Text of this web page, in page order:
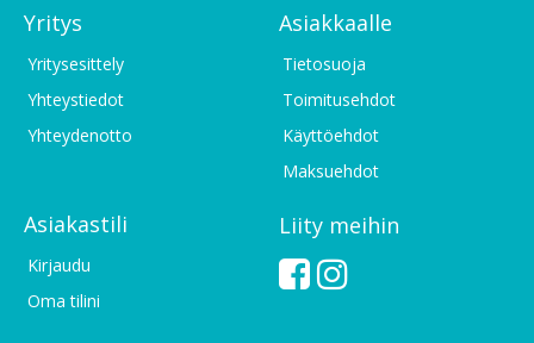
Yritys
Yritysesittely
Yhteystiedot
Yhteydenotto
Asiakkaalle
Tietosuoja
Toimitusehdot
Käyttöehdot
Maksuehdot
Asiakastili
Kirjaudu
Oma tilini
Liity meihin